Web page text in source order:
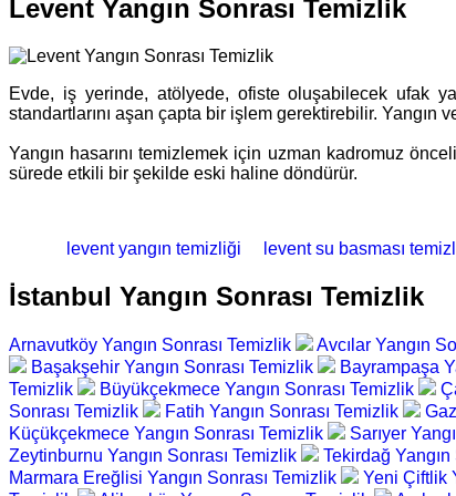
Levent Yangın Sonrası Temizlik
Evde, iş yerinde, atölyede, ofiste oluşabilecek ufak
standartlarını aşan çapta bir işlem gerektirebilir. Yangın
Yangın hasarını temizlemek için uzman kadromuz
sürede etkili bir şekilde eski haline döndürür.
levent yangın temizliği levent su basması
İstanbul Yangın Sonrası Temizlik
Arnavutköy Yangın Sonrası Temizlik Avcılar Yangın
Başakşehir Yangın Sonrası Temizlik
Bayrampaşa
Temizlik
Büyükçekmece Yangın Sonrası Temizlik
Sonrası Temizlik
Fatih Yangın Sonrası Temizlik
Küçükçekmece Yangın Sonrası Temizlik
Sarıyer
Zeytinburnu Yangın Sonrası Temizlik
Tekirdağ
Marmara Ereğlisi Yangın Sonrası Temizlik
Yeni Çiftlik